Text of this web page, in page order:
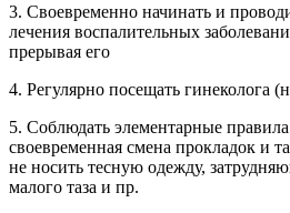
3. Своевременно начинать и
лечения воспалительных
прерывая его
4. Регулярно посещать гинеколога
5. Соблюдать элементарные
своевременная смена прокладок и
не носить тесную одежду,
малого таза и пр.